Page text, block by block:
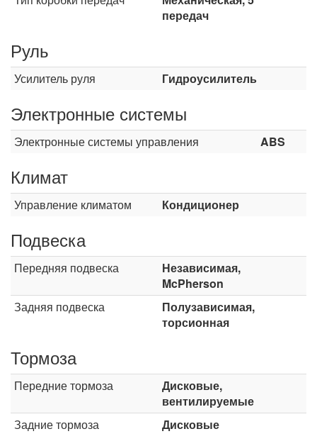
передач
Руль
Усилитель руля Гидроусилитель
Электронные системы
Электронные системы управления ABS
Климат
Управление климатом Кондиционер
Подвеска
Передняя подвеска
Независимая,
McPherson
Задняя подвеска
Полузависимая,
торсионная
Тормоза
Передние тормоза
Дисковые,
вентилируемые
Задние тормоза
Дисковые